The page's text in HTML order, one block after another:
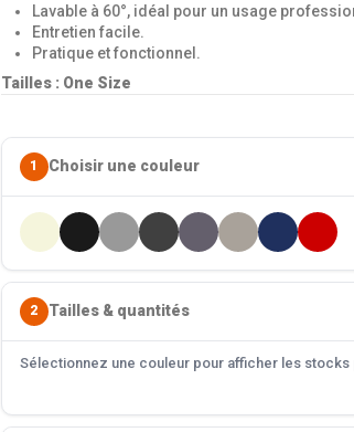
Lavable à 60°, idéal pour un usage
Entretien facile.
Pratique et fonctionnel.
Tailles : One Size
1 Choisir une couleur
2 Tailles & quantités
Sélectionnez une couleur pour afficher les stocks